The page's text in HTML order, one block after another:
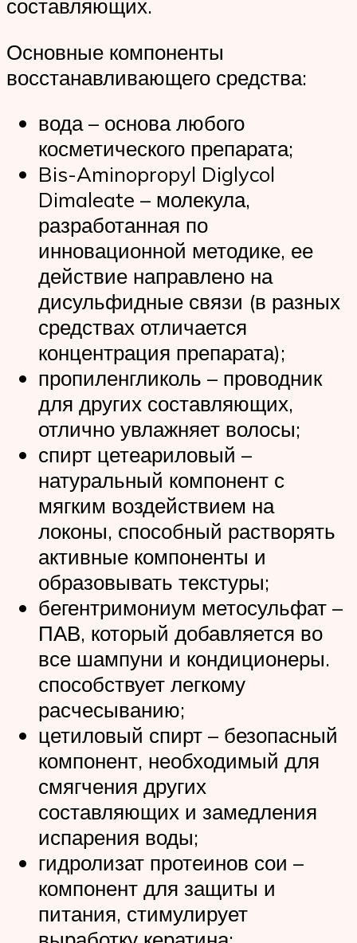
составляющих.
Основные компоненты
восстанавливающего средства:
вода – основа любого
косметического препарата;
Bis-Aminopropyl Diglycol
Dimaleate – молекула,
разработанная по
инновационной методике, ее
действие направлено на
дисульфидные связи (в разных
средствах отличается
концентрация препарата);
пропиленгликоль – проводник
для других составляющих,
отлично увлажняет волосы;
спирт цетеариловый –
натуральный компонент с
мягким воздействием на
локоны, способный растворять
активные компоненты и
образовывать текстуры;
бегентримониум метосульфат –
ПАВ, который добавляется во
все шампуни и кондиционеры.
способствует легкому
расчесыванию;
цетиловый спирт – безопасный
компонент, необходимый для
смягчения других
составляющих и замедления
испарения воды;
гидролизат протеинов сои –
компонент для защиты и
питания, стимулирует